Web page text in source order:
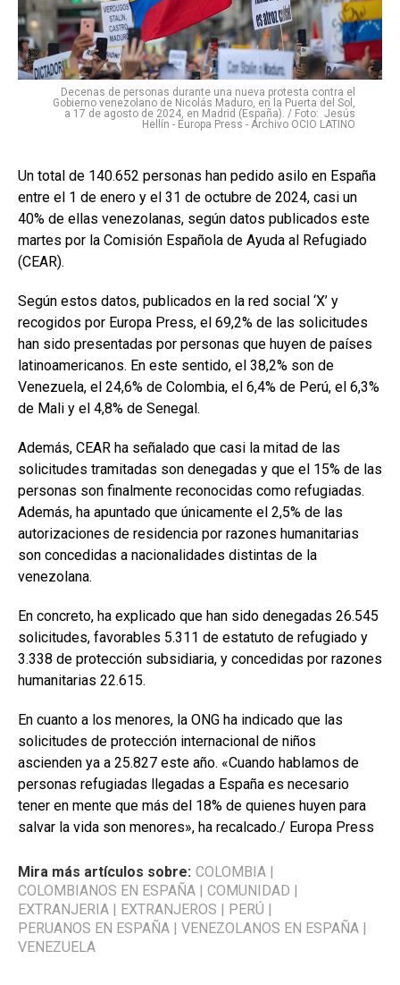
Decenas de personas durante una nueva protesta contra el
Gobierno venezolano de Nicolás Maduro, en la Puerta del Sol,
a 17 de agosto de 2024, en Madrid (España). / Foto: Jesús
Hellín - Europa Press - Archivo OCIO LATINO
Un total de 140.652 personas han pedido asilo en España
entre el 1 de enero y el 31 de octubre de 2024, casi un
40% de ellas venezolanas, según datos publicados este
martes por la Comisión Española de Ayuda al Refugiado
(CEAR).
Según estos datos, publicados en la red social ‘X’ y
recogidos por Europa Press, el 69,2% de las solicitudes
han sido presentadas por personas que huyen de países
latinoamericanos. En este sentido, el 38,2% son de
Venezuela, el 24,6% de Colombia, el 6,4% de Perú, el 6,3%
de Mali y el 4,8% de Senegal.
Además, CEAR ha señalado que casi la mitad de las
solicitudes tramitadas son denegadas y que el 15% de las
personas son finalmente reconocidas como refugiadas.
Además, ha apuntado que únicamente el 2,5% de las
autorizaciones de residencia por razones humanitarias
son concedidas a nacionalidades distintas de la
venezolana.
En concreto, ha explicado que han sido denegadas 26.545
solicitudes, favorables 5.311 de estatuto de refugiado y
3.338 de protección subsidiaria, y concedidas por razones
humanitarias 22.615.
En cuanto a los menores, la ONG ha indicado que las
solicitudes de protección internacional de niños
ascienden ya a 25.827 este año. «Cuando hablamos de
personas refugiadas llegadas a España es necesario
tener en mente que más del 18% de quienes huyen para
salvar la vida son menores», ha recalcado./ Europa Press
Mira más artículos sobre: COLOMBIA
COLOMBIANOS EN ESPAÑA
COMUNIDAD
EXTRANJERIA
EXTRANJEROS PERÚ
PERUANOS EN ESPAÑA
VENEZOLANOS EN ESPAÑA
VENEZUELA